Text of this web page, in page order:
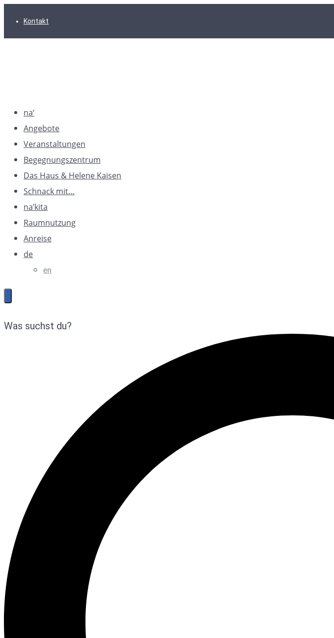
Hauptnavigation
Inhalt
FooterKontakt
na‘
Angebote
Veranstaltungen
Begegnungszentrum
Das Haus & Helene Kaisen
Schnack mit…
na’kita
Raumnutzung
Anreise
de
en
Was suchst du?